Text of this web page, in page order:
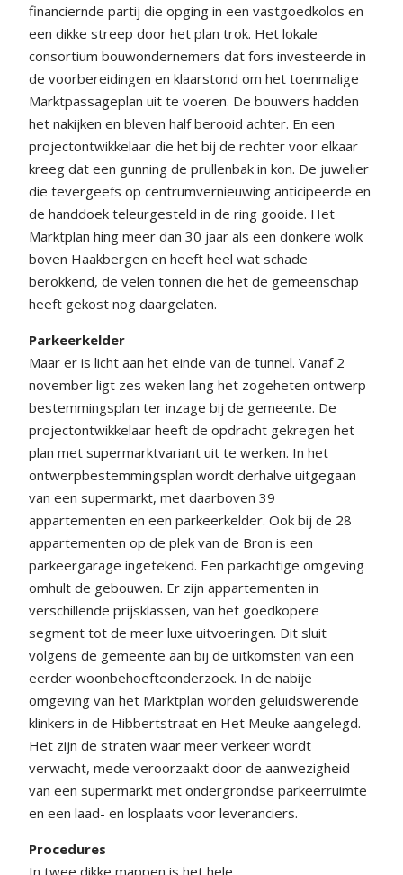
financiernde partij die opging in een vastgoedkolos en
een dikke streep door het plan trok. Het lokale
consortium bouwondernemers dat fors investeerde in
de voorbereidingen en klaarstond om het toenmalige
Marktpassageplan uit te voeren. De bouwers hadden
het nakijken en bleven half berooid achter. En een
projectontwikkelaar die het bij de rechter voor elkaar
kreeg dat een gunning de prullenbak in kon. De juwelier
die tevergeefs op centrumvernieuwing anticipeerde en
de handdoek teleurgesteld in de ring gooide. Het
Marktplan hing meer dan 30 jaar als een donkere wolk
boven Haakbergen en heeft heel wat schade
berokkend, de velen tonnen die het de gemeenschap
heeft gekost nog daargelaten.
Parkeerkelder
Maar er is licht aan het einde van de tunnel. Vanaf 2
november ligt zes weken lang het zogeheten ontwerp
bestemmingsplan ter inzage bij de gemeente. De
projectontwikkelaar heeft de opdracht gekregen het
plan met supermarktvariant uit te werken. In het
ontwerpbestemmingsplan wordt derhalve uitgegaan
van een supermarkt, met daarboven 39
appartementen en een parkeerkelder. Ook bij de 28
appartementen op de plek van de Bron is een
parkeergarage ingetekend. Een parkachtige omgeving
omhult de gebouwen. Er zijn appartementen in
verschillende prijsklassen, van het goedkopere
segment tot de meer luxe uitvoeringen. Dit sluit
volgens de gemeente aan bij de uitkomsten van een
eerder woonbehoefteonderzoek. In de nabije
omgeving van het Marktplan worden geluidswerende
klinkers in de Hibbertstraat en Het Meuke aangelegd.
Het zijn de straten waar meer verkeer wordt
verwacht, mede veroorzaakt door de aanwezigheid
van een supermarkt met ondergrondse parkeerruimte
en een laad- en losplaats voor leveranciers.
Procedures
In twee dikke mappen is het hele